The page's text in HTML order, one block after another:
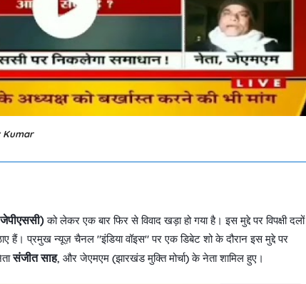
Kumar
को लेकर एक बार फिर से विवाद खड़ा हो गया है। इस मुद्दे पर विपक्षी दलों
हैं। प्रमुख न्यूज़ चैनल "इंडिया वॉइस" पर एक डिबेट शो के दौरान इस मुद्दे पर
संजीत साह, और जेएमएम (झारखंड मुक्ति मोर्चा) के नेता शामिल हुए।